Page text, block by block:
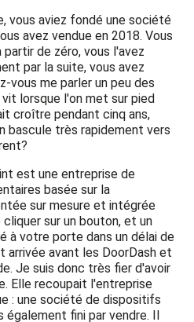
vous aviez fondé une société
avez vendue en 2018. Vous
de zéro, vous l'avez
par la suite, vous avez
vous me parler un peu des
lorsque l'on met sur pied
croître pendant cinq ans,
bascule très rapidement vers
est une entreprise de
basée sur la
sur mesure et intégrée
sur un bouton, et un
à votre porte dans un délai de
arrivée avant les DoorDash et
Je suis donc très fier d'avoir
Elle recoupait l'entreprise
: une société de dispositifs
également fini par vendre. Il